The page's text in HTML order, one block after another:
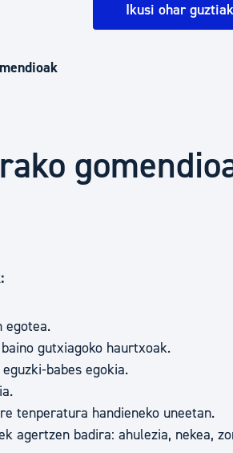
Ikusi ohar guztiak
egotea.
gutxiagoko haurtxoak.
babes egokia.
tenperatura handieneko uneetan.
agertzen badira: ahulezia, nekea,